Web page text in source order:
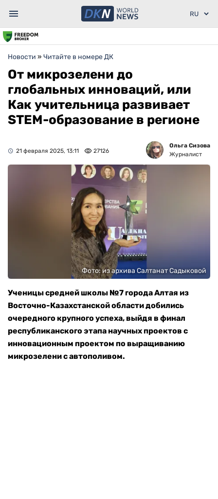
Новости » Читайте в номере ДК
От микрозелени до
глобальных инноваций, или
Как учительница развивает
STEM-образование в регионе
21 февраля 2025, 13:11 27126
Ольга Сизова
Журналист
Фото: из архива Салтанат Садыковой
Ученицы средней школы №7 города Алтая из
Восточно-Казахстанской области добились
очередного крупного успеха, выйдя в финал
республиканского этапа научных проектов с
инновационным проектом по выращиванию
микрозелени с автополивом.